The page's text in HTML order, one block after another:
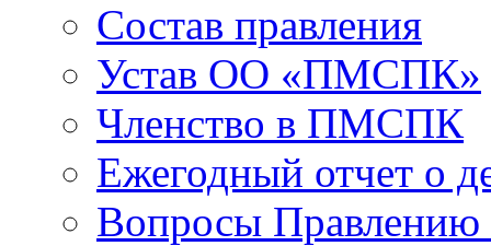
Состав правления
Устав ОО «ПМСПК»
Членство в ПМСПК
Ежегодный отчет о
Вопросы